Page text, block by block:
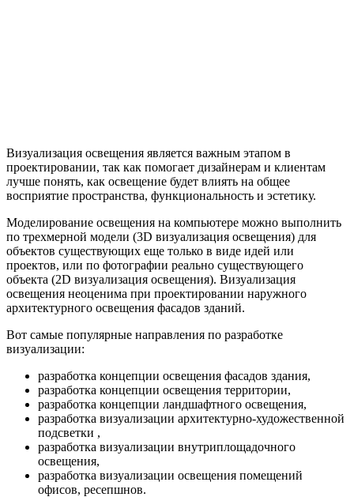
Визуализация освещения является важным этапом в
проектировании, так как помогает дизайнерам и клиентам
лучше понять, как освещение будет влиять на общее
восприятие пространства, функциональность и эстетику.
Моделирование освещения на компьютере можно выполнить
по трехмерной модели (3D визуализация освещения) для
объектов существующих еще только в виде идей или
проектов, или по фотографии реально существующего
объекта (2D визуализация освещения). Визуализация
освещения неоценима при проектировании наружного
архитектурного освещения фасадов зданий.
Вот самые популярные направления по разработке
визуализации:
разработка концепции освещения фасадов здания,
разработка концепции освещения территории,
разработка концепции ландшафтного освещения,
разработка визуализации архитектурно-художественной
подсветки ,
разработка визуализации внутриплощадочного
освещения,
разработка визуализации освещения помещений
офисов, ресепшнов.